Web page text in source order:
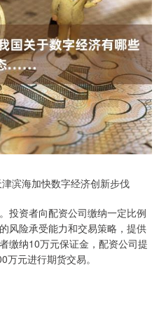
滨海加快数字经济创新步伐
投资者向配资公司缴纳一定比例
风险承受能力和交易策略，提供
缴纳10万元保证金，配资公司提
元进行期货交易。